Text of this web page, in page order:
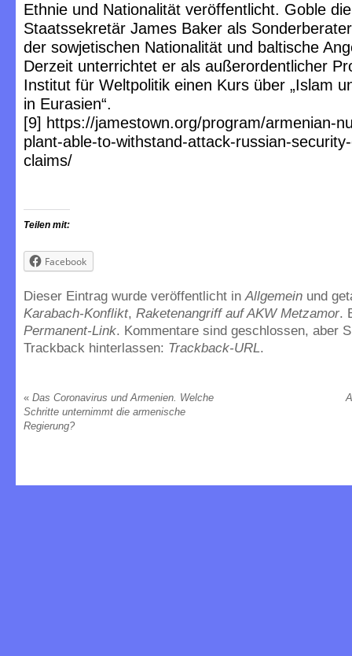
Ethnie und Nationalität veröffentlicht. Goble
Staatssekretär James Baker als
der sowjetischen Nationalität und baltische
Derzeit unterrichtet er als außerordentlicher
Institut für Weltpolitik einen Kurs über „Islam
in Eurasien“.
[9] https://jamestown.org/program/armenian-
plant-able-to-withstand-attack-russian-
claims/
Teilen mit:
Facebook
Dieser Eintrag wurde veröffentlicht inAllgemein und
Karabach-Konflikt, Raketenangriff auf AKW Metzamor.
Permanent-Link. Kommentare sind geschlossen, aber
Trackback hinterlassen: Trackback-URL.
« Das Coronavirus und Armenien. Welche
Schritte unternimmt die armenische
Regierung?